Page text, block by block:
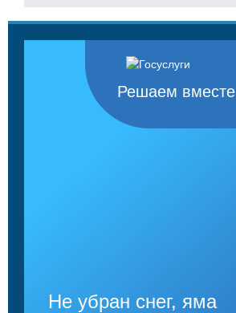
Решаем вместе
Не убран снег, яма